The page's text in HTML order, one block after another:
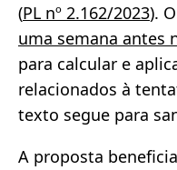
(PL nº 2.162/2023).
uma semana antes
para calcular e
relacionados à
texto segue para
A proposta